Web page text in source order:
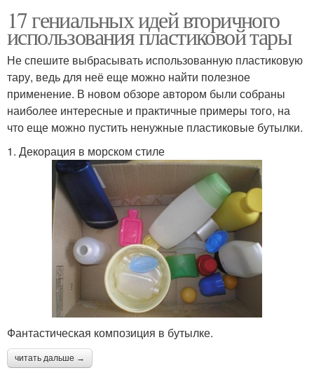
17 гениальных идей вторичного
использования пластиковой тары
Не спешите выбрасывать использованную пластиковую
тару, ведь для неё еще можно найти полезное
применение. В новом обзоре автором были собраны
наиболее интересные и практичные примеры того, на
что еще можно пустить ненужные пластиковые бутылки.
1. Декорация в морском стиле
Фантастическая композиция в бутылке.
читать дальше →